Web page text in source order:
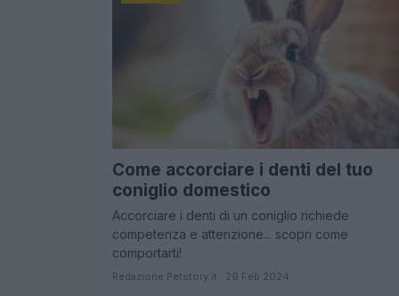
Come accorciare i denti del tuo
coniglio domestico
Accorciare i denti di un coniglio richiede
competenza e attenzione... scopri come
comportarti!
Redazione Petstory.it · 29 Feb 2024